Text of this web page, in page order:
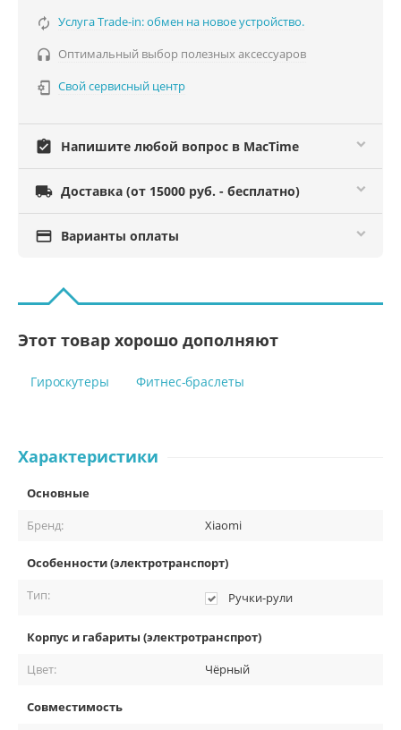
 Услуга Trade-in: обмен на новое устройство.
 Оптимальный выбор полезных аксессуаров
 Свой сервисный центр
assignment_turned_in Напишите любой вопрос в MacTime
 Доставка (от 15000 руб. - бесплатно)
 Варианты оплаты
Этот товар хорошо дополняют
Гироскутеры Фитнес-браслеты
Характеристики
Основные
Бренд:
Xiaomi
Особенности (электротранспорт)
Тип:
Ручки-рули
Корпус и габариты (электротранспрот)
Цвет:
Чёрный
Совместимость